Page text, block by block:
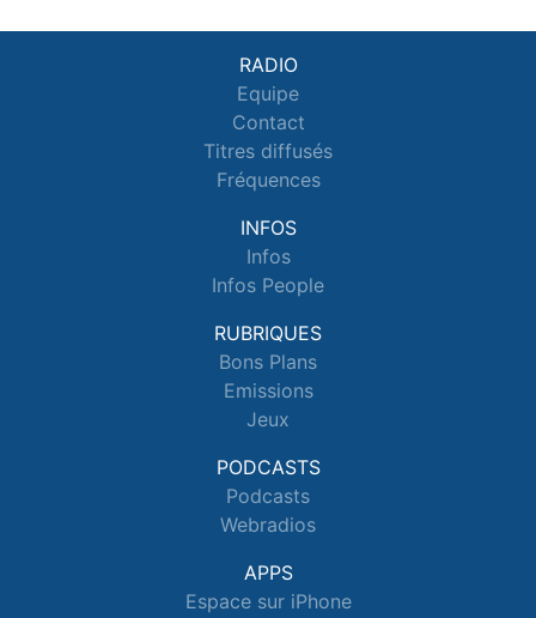
RADIO
Equipe
Contact
Titres diffusés
Fréquences
INFOS
Infos
Infos People
RUBRIQUES
Bons Plans
Emissions
Jeux
PODCASTS
Podcasts
Webradios
APPS
Espace sur iPhone